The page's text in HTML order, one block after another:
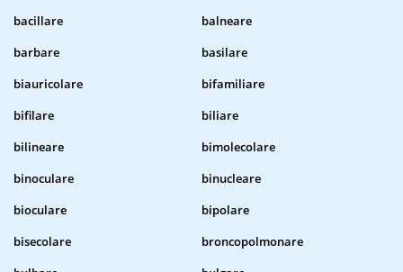
bacillare
balneare
barbare
basilare
biauricolare
bifamiliare
bifilare
biliare
bilineare
bimolecolare
binoculare
binucleare
bioculare
bipolare
bisecolare
broncopolmonare